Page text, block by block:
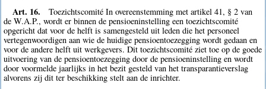
Art. 16.
Toezichtscomité In overeenstemming met artikel 41, § 2 van
de W.A.P., wordt er binnen de pensioeninstelling een toezichtscomité
opgericht dat voor de helft is samengesteld uit leden die het personeel
vertegenwoordigen aan wie de huidige pensioentoezegging wordt gedaan en
voor de andere helft uit werkgevers. Dit toezichtscomité ziet toe op de goede
uitvoering van de pensioentoezegging door de pensioeninstelling en wordt
door voormelde jaarlijks in het bezit gesteld van het transparantieverslag
alvorens zij dit ter beschikking stelt aan de inrichter.